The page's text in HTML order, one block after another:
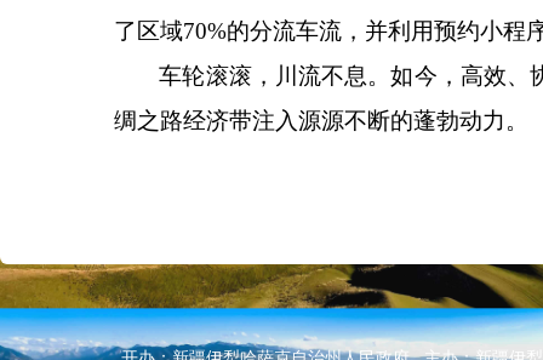
了区域70%的分流车流，并利用预约小程
车轮滚滚，川流不息。如今，高效、
绸之路经济带注入源源不断的蓬勃动力。